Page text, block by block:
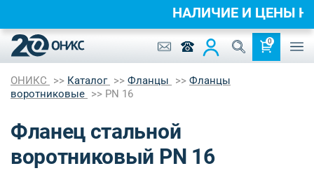
0
ОНИКС Каталог Фланцы
Фланцы
воротниковые
PN 16
Фланец стальной
воротниковый PN 16
НАЛИЧИЕ И